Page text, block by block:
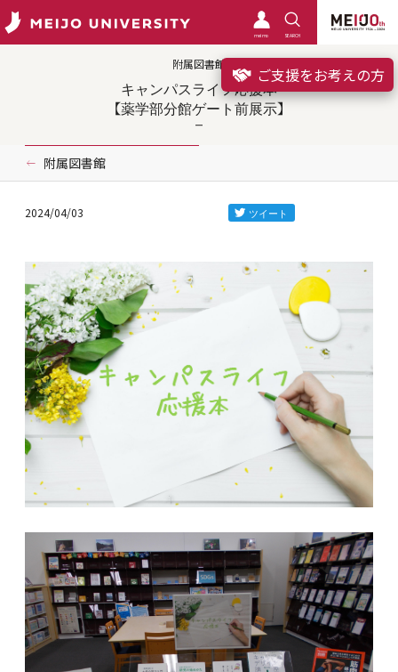
meimo SEARCH
ご支援をお考えの方
附属図書館
キャンパスライフ応援本
【薬学部分館ゲート前展示】
附属図書館
2024/04/03